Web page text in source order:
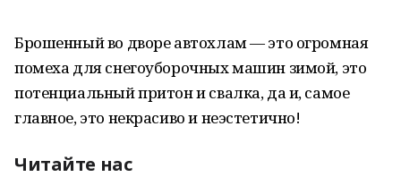
Брошенный во дворе автохлам — это огромная
помеха для снегоуборочных машин зимой, это
потенциальный притон и свалка, да и, самое
главное, это некрасиво и неэстетично!
Читайте нас